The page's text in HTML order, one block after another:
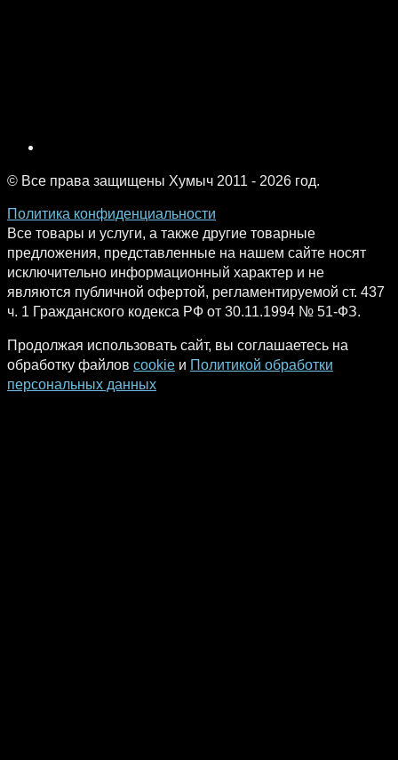
© Все права защищены Хумыч 2011 - 2026 год.
Политика конфиденциальности
Все товары и услуги, а также другие товарные
предложения, представленные на нашем сайте носят
исключительно информационный характер и не
являются публичной офертой, регламентируемой ст. 437
ч. 1 Гражданского кодекса РФ от 30.11.1994 № 51-ФЗ.
Продолжая использовать сайт, вы соглашаетесь на
обработку файлов cookie и Политикой обработки
персональных данных